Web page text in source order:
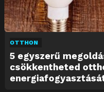
OTTHON
5 egyszerű
csökkentheted